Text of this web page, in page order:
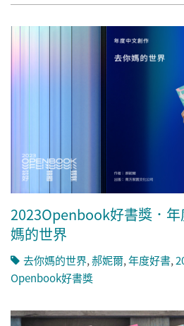
2023Openbook好書獎．
媽的世界
去你媽的世界,郝妮爾,年度好書,
Openbook好書獎